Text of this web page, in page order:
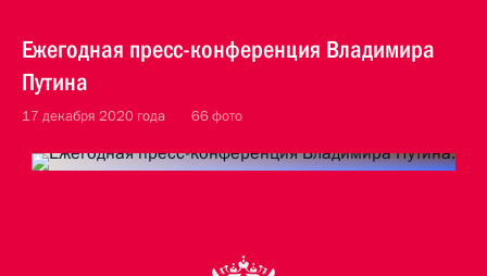
Ежегодная пресс-конференция Владимира
Путина
17 декабря 2020 года 66 фото